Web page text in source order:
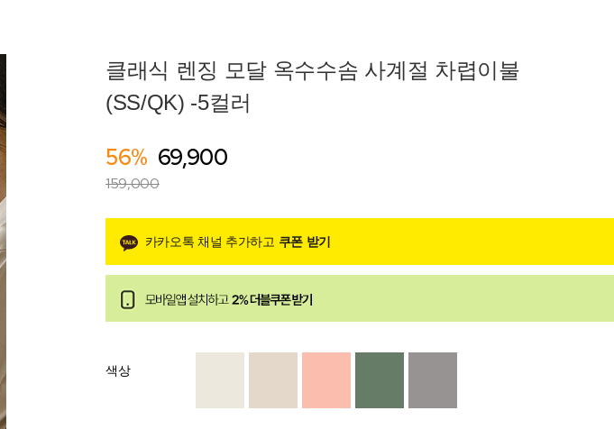
클래식 렌징 모달 옥수수솜 사계절 차렵이불
(SS/QK) -5컬러
56% 69,900
159,000
카카오톡 채널 추가하고 쿠폰 받기
색상